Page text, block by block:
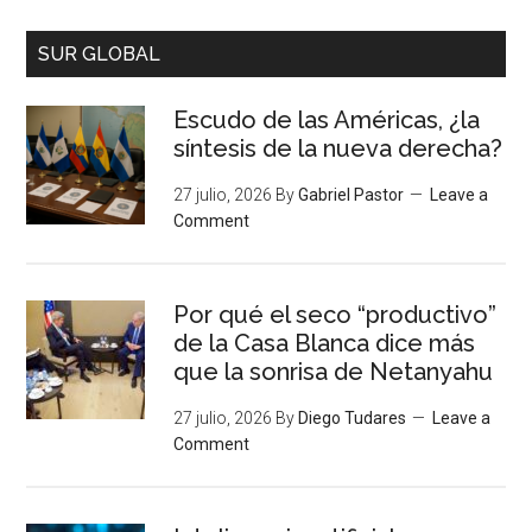
SUR GLOBAL
Escudo de las Américas, ¿la
síntesis de la nueva derecha?
27 julio, 2026 ByGabriel Pastor
Leave a
Comment
Por qué el seco “productivo”
de la Casa Blanca dice más
que la sonrisa de Netanyahu
27 julio, 2026 By Diego Tudares
Leave a
Comment